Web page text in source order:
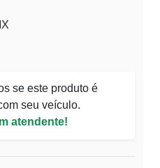
se este produto é
seu veículo.
atendente!